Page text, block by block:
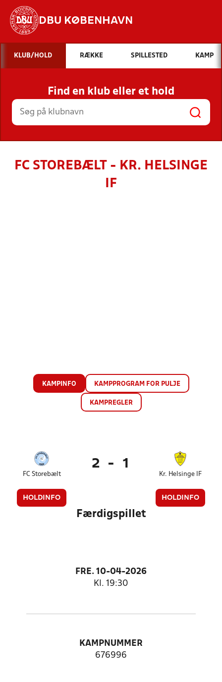
DBU KØBENHAVN
Hvad vil du søge efter?
INDHOLD OG NYHEDER
STILLINGER, RESULTATER, KLUBBER OG
HOLD
KLUB/HOLD RÆKKE SPILLESTED KAMP
Find en klub eller et hold
FC STOREBÆLT - KR. HELSINGE
IF
KAMPINFO KAMPPROGRAM FOR PULJE
KAMPREGLER
FC Storebælt
HOLDINFO
2 - 1
Kr. Helsinge IF
HOLDINFO
Færdigspillet
FRE. 10-04-2026
Kl. 19:30
KAMPNUMMER
676996